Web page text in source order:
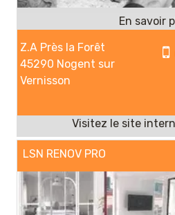
Z.A Près la Forêt
45290 Nogent sur
Vernisson
LSN RENOV PRO